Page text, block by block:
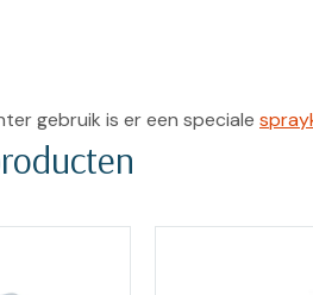
gebruik is er een speciale